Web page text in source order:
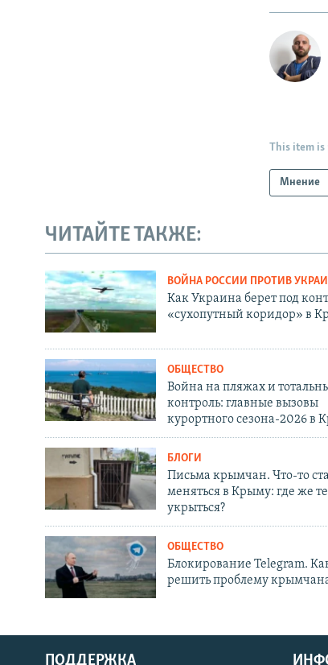
This item is
Мнение
ЧИТАЙТЕ ТАКЖЕ:
ВОЙНА РОССИИ ПРОТИВ
Как Украина берет под
«сухопутный коридор» в
ОБЩЕСТВО
Война на пляжах и
контроль: главные вызовы
курортного сезона-2026 в
БЛОГИ
Письма крымчан. Что-то
меняться в Крыму: где же
укрыться?
ОБЩЕСТВО
Блокирование Telegram.
решить проблему
ПОДДЕРЖКА